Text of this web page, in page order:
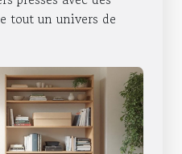
tout un univers de